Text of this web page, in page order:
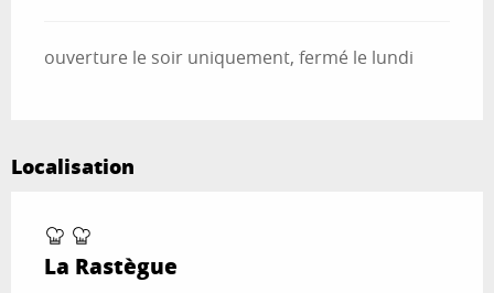
ouverture le soir uniquement, fermé le lundi
Localisation
La Rastègue